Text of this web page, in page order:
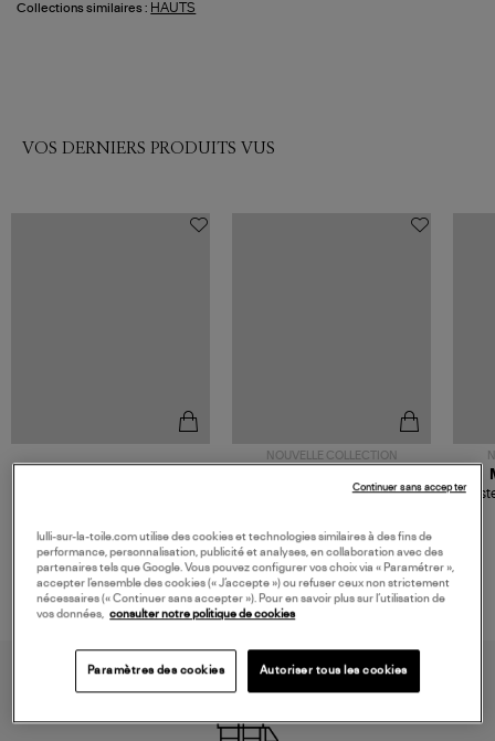
Collections similaires : HAUTS
VOS DERNIERS PRODUITS VUS
NOUVELLE COLLECTION
Mocassins Killian Sport
lulli-sur-la-toile.com utilise des cookies et technologies similaires à des fins de
performance, personnalisation, publicité et analyses, en collaboration avec des
partenaires tels que Google. Vous pouvez configurer vos choix via « Paramétrer »,
accepter l’ensemble des cookies (« J’accepte ») ou refuser ceux non strictement
nécessaires (« Continuer sans accepter »). Pour en savoir plus sur l’utilisation de
vos données, consulter notre politique de cookies
Paramètres des cookies Autoriser tous les cookies
Continuer sans accepter